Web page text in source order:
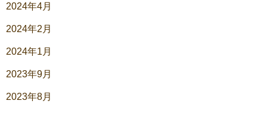
2024年4月
2024年2月
2024年1月
2023年9月
2023年8月